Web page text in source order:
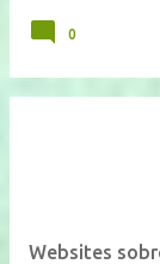
0
Websites